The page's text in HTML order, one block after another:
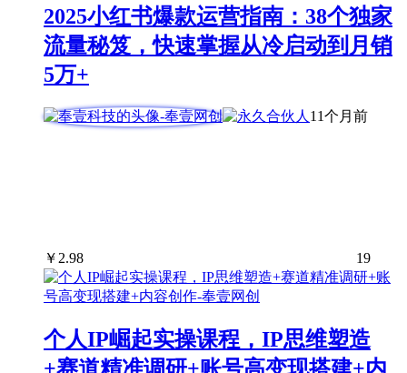
2025小红书爆款运营指南：38个独家
流量秘笈，快速掌握从冷启动到月销
5万+
11个月前
￥ 2.98 19
个人IP崛起实操课程，IP思维塑造